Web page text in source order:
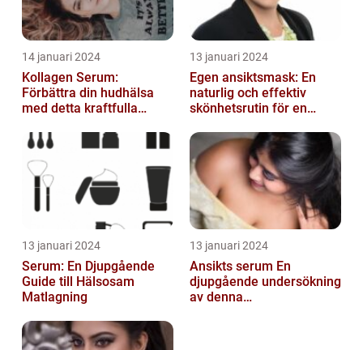
14 januari 2024
Kollagen Serum:
Förbättra din hudhälsa
med detta kraftfulla
13 januari 2024
Egen ansiktsmask: En
naturlig och effektiv
skönhetsrutin för en
13 januari 2024
Serum: En Djupgående
Guide till Hälsosam
Matlagning
13 januari 2024
Ansikts serum En
djupgående undersökning
av denna